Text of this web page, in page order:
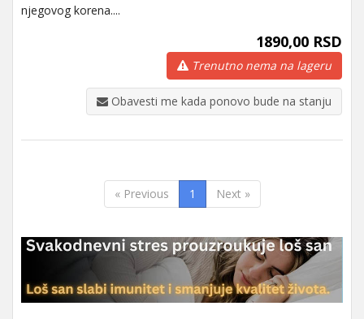
njegovog korena....
1890,00 RSD
Trenutno nema na lageru
Obavesti me kada ponovo bude na stanju
« Previous 1 Next »